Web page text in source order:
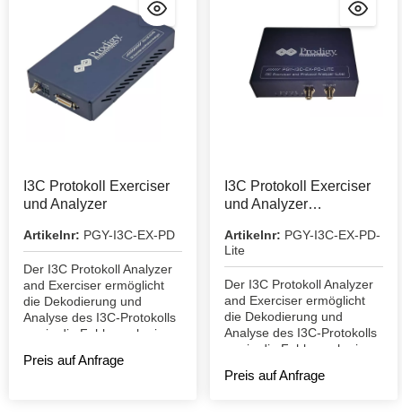
I3C Protokoll Exerciser
und Analyzer
Artikelnr: PGY-I3C-EX-PD
Der I3C Protokoll Analyzer
and Exerciser ermöglicht
die Dekodierung und
Analyse des I3C-Protokolls
sowie die Fehlersuche im
Preis auf Anfrage
I3C Protokoll Exerciser
und Analyzer
Artikelnr: PGY-I3C-EX-PD-
Lite
Der I3C Protokoll Analyzer
and Exerciser ermöglicht
die Dekodierung und
Analyse des I3C-Protokolls
sowie die Fehlersuche im
Preis auf Anfrage